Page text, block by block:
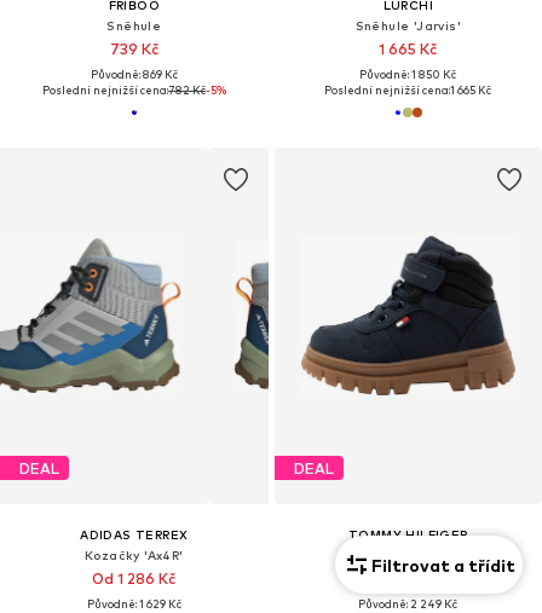
FRIBOO
Sněhule
739 Kč
Původně: 869 Kč
Poslední nejnižší cena:782 Kč-5%
LURCHI
Sněhule 'Jarvis'
1 665 Kč
Původně: 1 850 Kč
Poslední nejnižší cena:1 665 Kč
DEAL
ADIDAS TERREX
Kozačky 'Ax4R'
Od 1 286 Kč
Původně: 1 629 Kč
DEAL
TOMMY HILFIGER
Kozačky 'MICHIGAN'
Původně: 2 249 Kč
Filtrovat a třídit